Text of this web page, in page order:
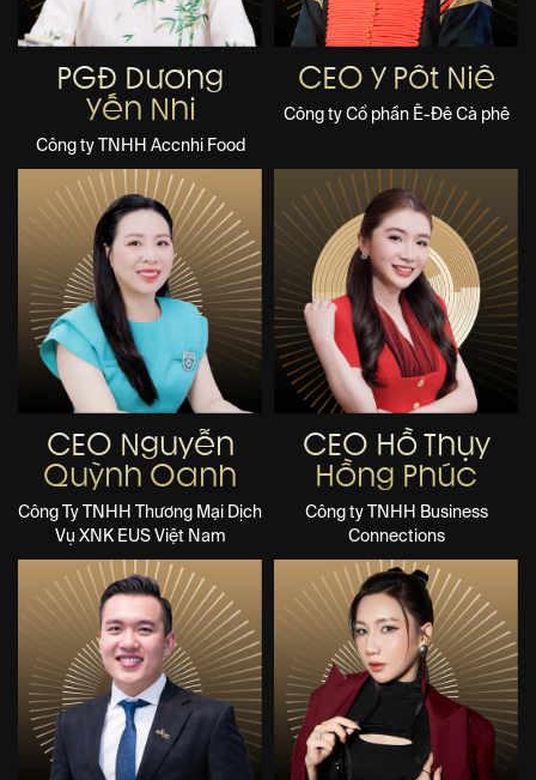
PGĐ Dương
Yến Nhi
Công ty TNHH Accnhi Food
CEO Y Pôt Niê
Công ty Cổ phần Ê-Đê Cà phê
CEO Nguyễn
Quỳnh Oanh
Công Ty TNHH Thương Mại Dịch
Vụ XNK EUS Việt Nam
CEO Hồ Thụy
Hồng Phúc
Công ty TNHH Business
Connections